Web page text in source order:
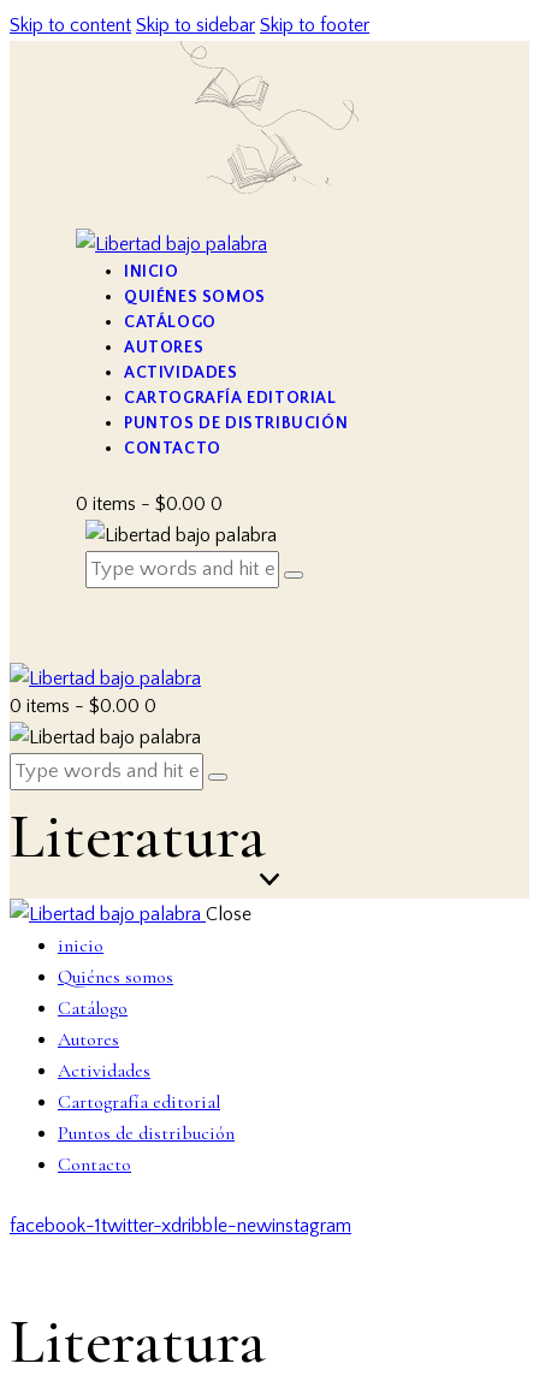
Skip to content Skip to sidebar Skip to footer
INICIO
QUIÉNES SOMOS
CATÁLOGO
AUTORES
ACTIVIDADES
CARTOGRAFÍA EDITORIAL
PUNTOS DE DISTRIBUCIÓN
CONTACTO
0 items - $0.00 0
0 items - $0.00 0
Literatura
Close
inicio
Quiénes somos
Catálogo
Autores
Actividades
Cartografía editorial
Puntos de distribución
Contacto
facebook-1twitter-xdribble-newinstagram
Literatura